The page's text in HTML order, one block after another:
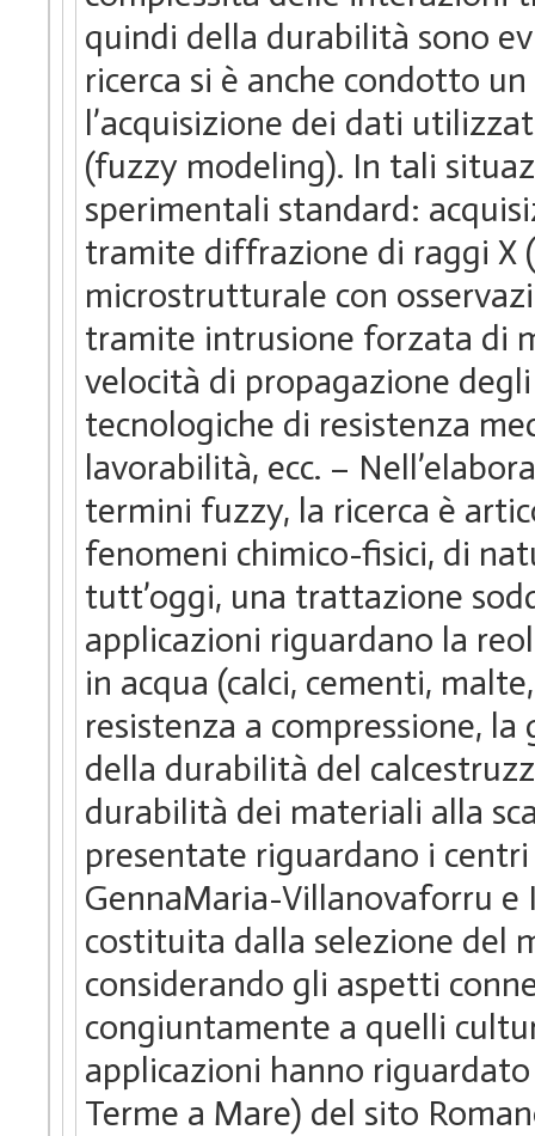
quindi della durabilità sono
ricerca si è anche condotto
l’acquisizione dei dati
(fuzzy modeling). In tali
sperimentali standard:
tramite diffrazione di raggi X
microstrutturale con
tramite intrusione forzata di
velocità di propagazione
tecnologiche di resistenza
lavorabilità, ecc. –
termini fuzzy, la ricerca è
fenomeni chimico-fisici, di
tutt’oggi, una trattazione
applicazioni riguardano la
in acqua (calci, cementi,
resistenza a compressione,
della durabilità del
durabilità dei materiali alla
presentate riguardano i
GennaMaria-Villanovaforru e
costituita dalla selezione del
considerando gli aspetti
congiuntamente a quelli
applicazioni hanno
Terme a Mare) del sito